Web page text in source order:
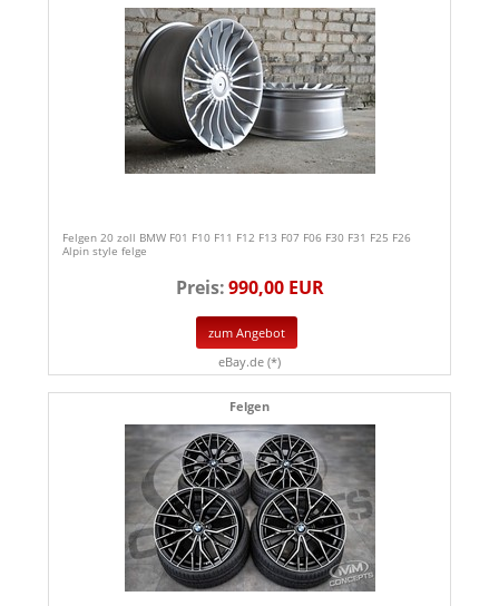
Felgen 20 zoll BMW F01 F10 F11 F12 F13 F07 F06 F30 F31 F25 F26
Alpin style felge
Preis:990,00 EUR
zum Angebot
eBay.de (*)
Felgen